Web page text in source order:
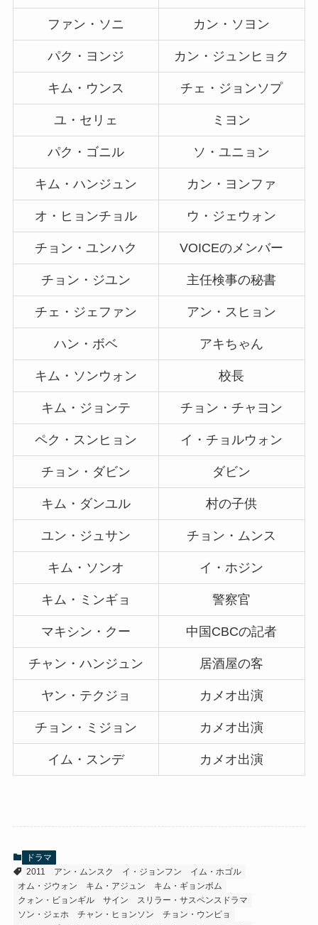
ファン・ソニ カン・ソヨン
パク・ヨンジ カン・ジュンヒョク
キム・ウンス チェ・ジョンソプ
ユ・セリェ ミヨン
パク・ゴニル ソ・ユニョン
キム・ハンジュン カン・ヨンファ
オ・ヒョンチョル ウ・ジェウォン
チョン・ユンハク VOICEのメンバー
チョン・ジユン 主任検事の秘書
チェ・ジェファン アン・スヒョン
ハン・ボベ アキちゃん
キム・ソンウォン 校長
キム・ジョンテ チョン・チャヨン
ペク・スンヒョン イ・チョルウォン
チョン・ダビン ダビン
キム・ダンユル 村の子供
ユン・ジュサン チョン・ムンス
キム・ソンオ イ・ホジン
キム・ミンギョ 警察官
マキシン・クー 中国CBCの記者
チャン・ハンジュン 居酒屋の客
ヤン・テクジョ カメオ出演
チョン・ミジョン カメオ出演
イム・スンデ カメオ出演
ドラマ
2011
アン・ムンスク イ・ジョンフン
イム・ホゴル
オム・ジウォン
キム・アジュン
キム・ギョンボム
クォン・ビョンギル
サイン
スリラー・サスペンスドラマ
ソン・ジェホ
チャン・ヒョンソン
チョン・ウンピョ